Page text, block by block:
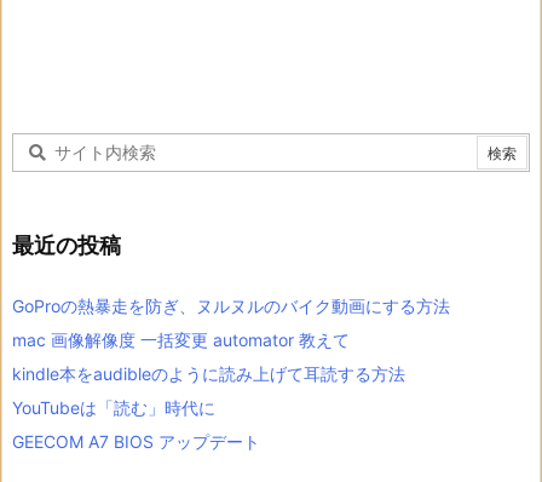
最近の投稿
GoProの熱暴走を防ぎ、ヌルヌルのバイク動画にする方法
mac 画像解像度 一括変更 automator 教えて
kindle本をaudibleのように読み上げて耳読する方法
YouTubeは「読む」時代に
GEECOM A7 BIOS アップデート